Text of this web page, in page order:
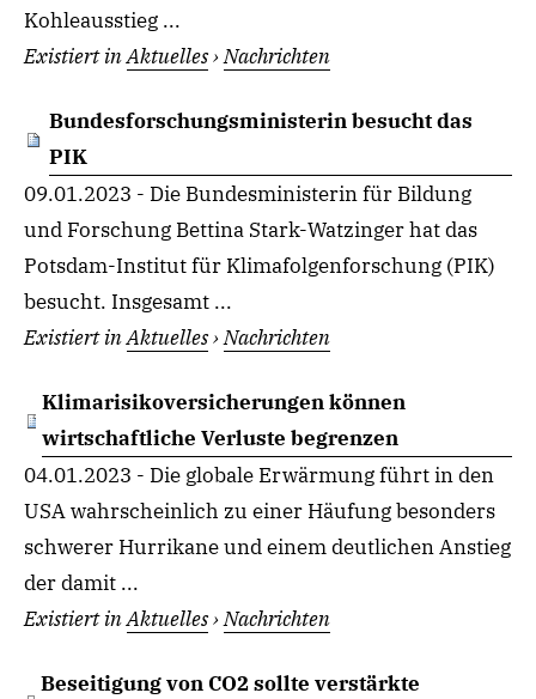
Kohleausstieg ...
Existiert inAktuelles›Nachrichten
Bundesforschungsministerin besucht das
PIK
09.01.2023 - Die Bundesministerin für Bildung
und Forschung Bettina Stark-Watzinger hat das
Potsdam-Institut für Klimafolgenforschung (PIK)
besucht. Insgesamt ...
Existiert inAktuelles›Nachrichten
Klimarisikoversicherungen können
wirtschaftliche Verluste begrenzen
04.01.2023 - Die globale Erwärmung führt in den
USA wahrscheinlich zu einer Häufung besonders
schwerer Hurrikane und einem deutlichen Anstieg
der damit ...
Existiert inAktuelles›Nachrichten
Beseitigung von CO2 sollte verstärkte